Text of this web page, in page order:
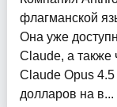
флагманской
Она уже
Claude, а также
Claude Opus
долларов на в...